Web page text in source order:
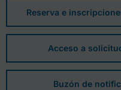
Reserva e
Acceso a
Buzón de